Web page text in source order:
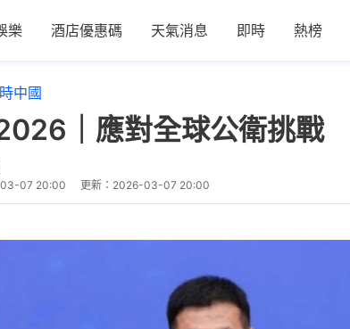
樂 酒店優惠碼 天氣消息 即時 熱榜
中國
｜應對全球公衛挑戰
07 20:00 更新： 2026-03-07 20:00